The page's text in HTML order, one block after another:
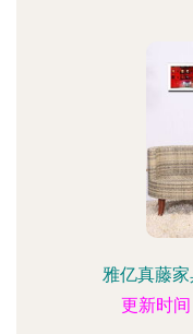
雅亿真藤
更新时